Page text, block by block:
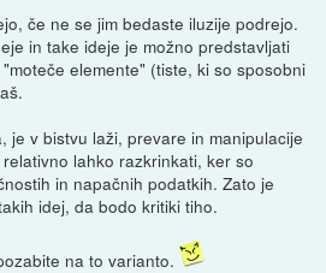
če ne se jim bedaste iluzije podrejo.
in take ideje je možno predstavljati
elemente" (tiste, ki so sposobni
je v bistvu laži, prevare in manipulacije
lahko razkrinkati, ker so
in napačnih podatkih. Zato je
idej, da bodo kritiki tiho.
na to varianto.